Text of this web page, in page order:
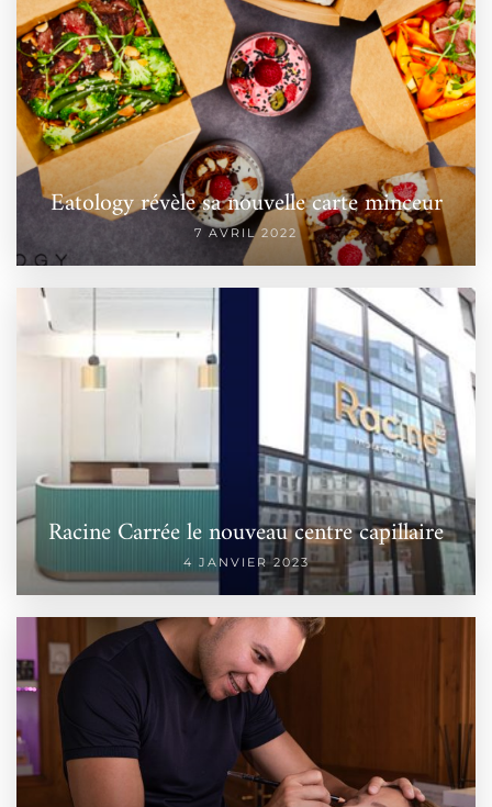
Eatology révèle sa nouvelle carte minceur
7 AVRIL 2022
Racine Carrée le nouveau centre capillaire
4 JANVIER 2023